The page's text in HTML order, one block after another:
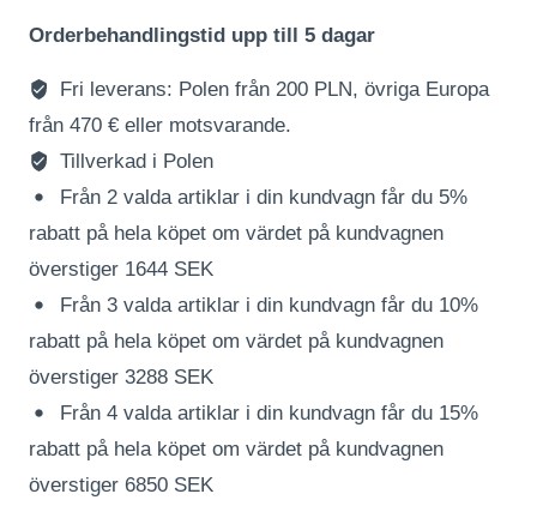
Orderbehandlingstid upp till 5 dagar
Fri leverans: Polen från 200 PLN, övriga Europa
från 470 € eller motsvarande.
Tillverkad i Polen
Från 2 valda artiklar i din kundvagn får du 5%
rabatt på hela köpet om värdet på kundvagnen
överstiger 1644 SEK
Från 3 valda artiklar i din kundvagn får du 10%
rabatt på hela köpet om värdet på kundvagnen
överstiger 3288 SEK
Från 4 valda artiklar i din kundvagn får du 15%
rabatt på hela köpet om värdet på kundvagnen
överstiger 6850 SEK